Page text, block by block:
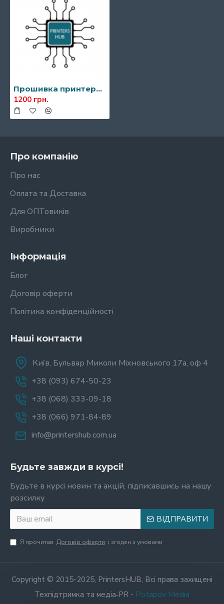
Прошивка принтера Samsung CLP-360W/CLP-365W
1200 грн.
Про компанію
Про нас
Оплата та Доставка
Для ОПТовиків
Виробники
Інформація
Блог
Договір оферти
Політика конфіденційності
Наші контакти
Київ, Бульвар Миколи Міхновського 17а, оф 4
+38 (093) 674-50-23
+38 (068) 333-09-18
+38 (066) 971-84-89
info@printershub.com.ua
Будьте завжди в курсі!
Будьте в курсі новин та акцій, підписавшись на нашу
розсилку
ВІДПРАВИТИ
Я прочитав Договір оферти і згоден з умовами
Copyright © 2015-2025, PrintersHUB, Всі права захищені
Техпідтримка та медіа‑PR - Potapov Media